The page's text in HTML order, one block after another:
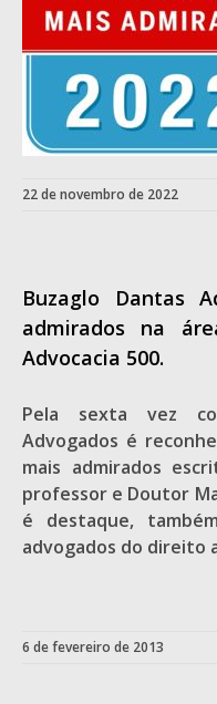
22 de novembro de 2022
Buzaglo Dantas
admirados na
Advocacia 500.
Pela sexta vez
Advogados é
mais admirados
professor e Doutor
é destaque,
advogados do direito
6 de fevereiro de 2013